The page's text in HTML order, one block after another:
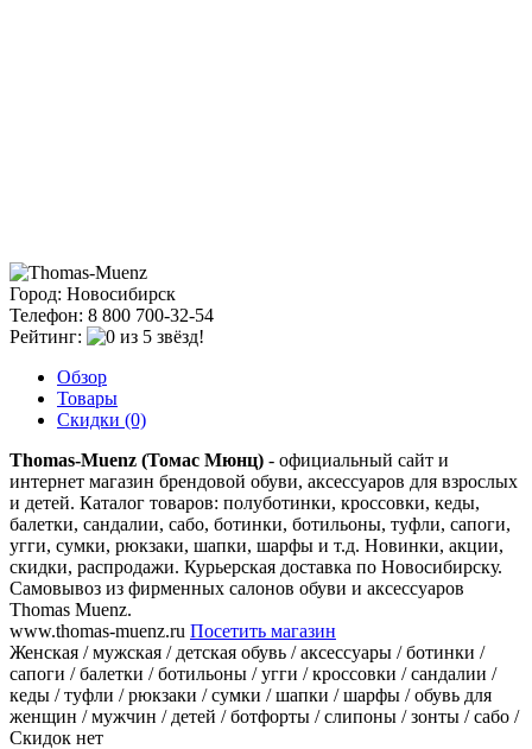
Город: Новосибирск
Телефон: 8 800 700-32-54
Рейтинг:
Обзор
Товары
Скидки (0)
Thomas-Muenz (Томас Мюнц) - официальный сайт и
интернет магазин брендовой обуви, аксессуаров для взрослых
и детей. Каталог товаров: полуботинки, кроссовки, кеды,
балетки, сандалии, сабо, ботинки, ботильоны, туфли, сапоги,
угги, сумки, рюкзаки, шапки, шарфы и т.д. Новинки, акции,
скидки, распродажи. Курьерская доставка по Новосибирску.
Самовывоз из фирменных салонов обуви и аксессуаров
Thomas Muenz.
www.thomas-muenz.ru Посетить магазин
Женская / мужская / детская обувь / аксессуары / ботинки /
сапоги / балетки / ботильоны / угги / кроссовки / сандалии /
кеды / туфли / рюкзаки / сумки / шапки / шарфы / обувь для
женщин / мужчин / детей / ботфорты / слипоны / зонты / сабо /
Скидок нет